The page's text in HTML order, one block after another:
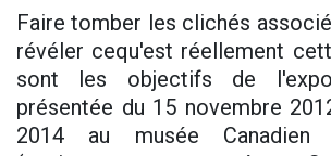
Faire tomber les clichés
révéler cequ'est réellement
sont les objectifs de
présentée du 15 novembre
2014 au musée